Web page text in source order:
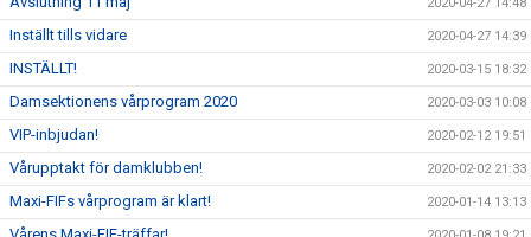
Inställt tills vidare 2020-04-27 14:39
INSTÄLLT! 2020-03-15 18:32
Damsektionens vårprogram 2020 2020-03-03 10:08
VIP-inbjudan! 2020-02-12 19:51
Vårupptakt för damklubben! 2020-02-02 21:33
Maxi-FIFs vårprogram är klart! 2020-01-14 13:13